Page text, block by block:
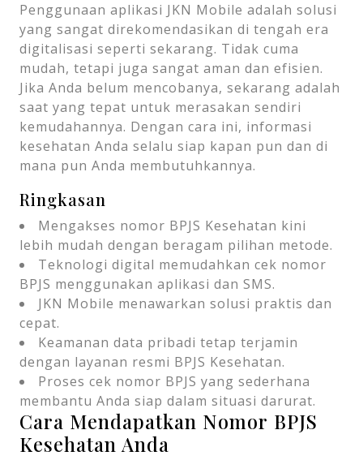
Penggunaan aplikasi JKN Mobile adalah solusi
yang sangat direkomendasikan di tengah era
digitalisasi seperti sekarang. Tidak cuma
mudah, tetapi juga sangat aman dan efisien.
Jika Anda belum mencobanya, sekarang adalah
saat yang tepat untuk merasakan sendiri
kemudahannya. Dengan cara ini, informasi
kesehatan Anda selalu siap kapan pun dan di
mana pun Anda membutuhkannya.
Ringkasan
Mengakses nomor BPJS Kesehatan kini
lebih mudah dengan beragam pilihan metode.
Teknologi digital memudahkan cek nomor
BPJS menggunakan aplikasi dan SMS.
JKN Mobile menawarkan solusi praktis dan
cepat.
Keamanan data pribadi tetap terjamin
dengan layanan resmi BPJS Kesehatan.
Proses cek nomor BPJS yang sederhana
membantu Anda siap dalam situasi darurat.
Cara Mendapatkan Nomor BPJS
Kesehatan Anda